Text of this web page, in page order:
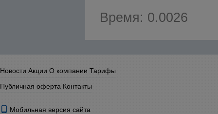
Время: 0.0026
Новости Акции О компании Тарифы
Публичная оферта Контакты
Мобильная версия сайта